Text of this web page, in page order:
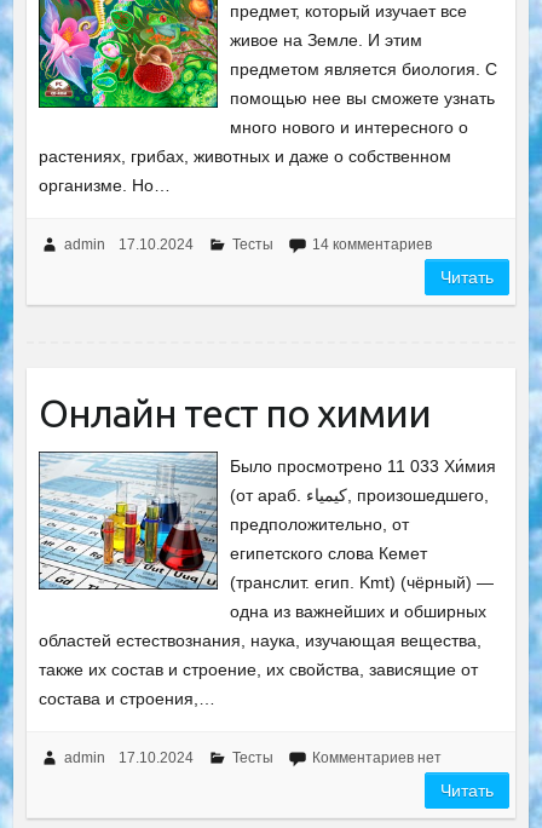
предмет, который изучает все
живое на Земле. И этим
предметом является биология. С
помощью нее вы сможете узнать
много нового и интересного о
растениях, грибах, животных и даже о собственном
организме. Но…
admin 17.10.2024 Тесты 14 комментариев
Читать
Онлайн тест по химии
Было просмотрено 11 033 Хи́мия
(от араб. کيمياء‎, произошедшего,
предположительно, от
египетского слова Кемет
(транслит. егип. Kmt) (чёрный) —
одна из важнейших и обширных
областей естествознания, наука, изучающая вещества,
также их состав и строение, их свойства, зависящие от
состава и строения,…
admin 17.10.2024 Тесты Комментариев нет
Читать